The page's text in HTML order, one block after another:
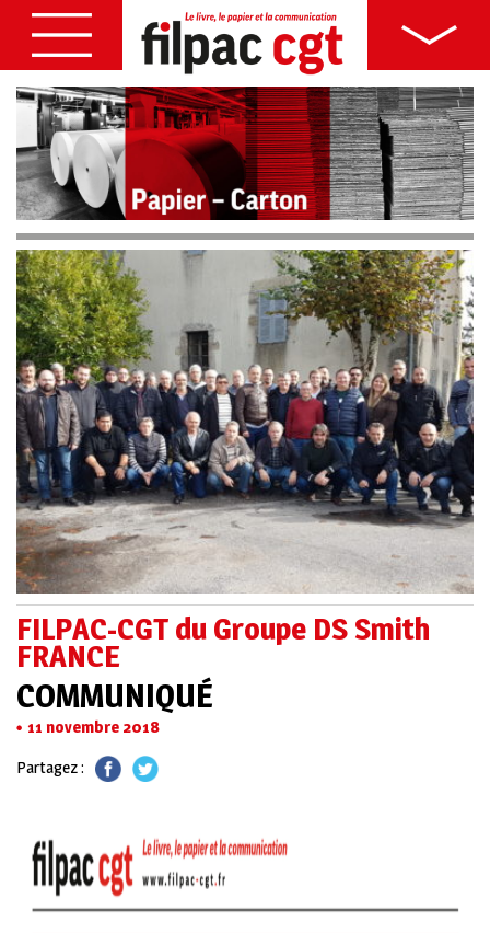
FILPAC-CGT du Groupe DS Smith
FRANCE
COMMUNIQUÉ
11 novembre 2018
Partagez :